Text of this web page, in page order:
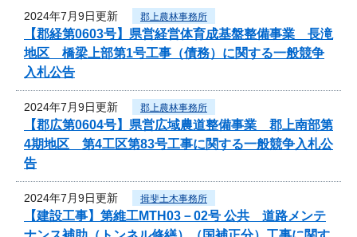
2024年7月9日更新 郡上農林事務所
【郡経第0603号】県営経営体育成基盤整備事業 長滝
地区 橋梁上部第1号工事（債務）に関する一般競争
入札公告
2024年7月9日更新 郡上農林事務所
【郡広第0604号】県営広域農道整備事業 郡上南部第
4期地区 第4工区第83号工事に関する一般競争入札公
告
2024年7月9日更新 揖斐土木事務所
【建設工事】第維工MTH03－02号 公共 道路メンテ